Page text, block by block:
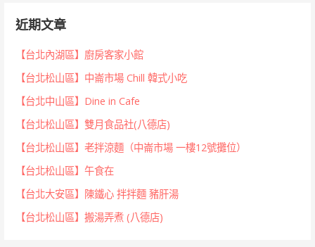
近期文章
【台北內湖區】廚房客家小館
【台北松山區】中崙市場 Chill 韓式小吃
【台北中山區】Dine in Cafe
【台北松山區】雙月食品社(八德店)
【台北松山區】老拌涼麵（中崙市場 一樓12號攤位）
【台北松山區】午食在
【台北大安區】陳鐵心 拌拌麵 豬肝湯
【台北松山區】搬湯弄煮 (八德店)